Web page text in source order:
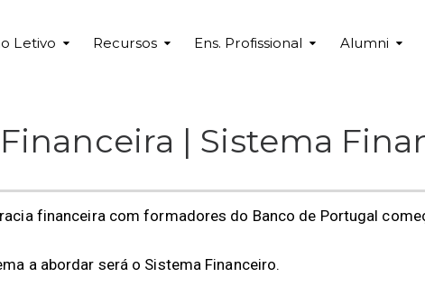
Letivo Recursos Ens. Profissional Alumni
| Sistema
financeira com formadores do Banco de Portugal
a abordar será o Sistema Financeiro.